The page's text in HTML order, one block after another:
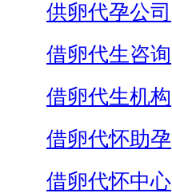
供卵代孕公司
借卵代生咨询
借卵代生机构
借卵代怀助孕
借卵代怀中心